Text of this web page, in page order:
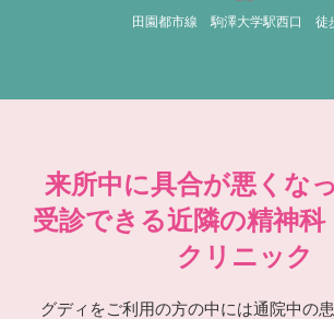
田園都市線 駒澤大学駅西口 徒
来所中に具合が悪くな
受診できる近隣の精神科
クリニック
グディをご利用の方の中には通院中の